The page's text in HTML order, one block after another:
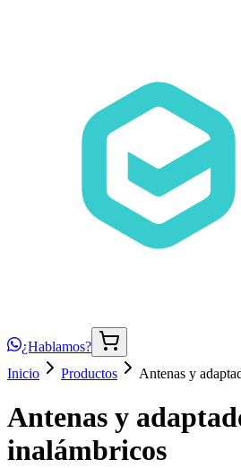
¿Hablamos?
Inicio
Productos Antenas y
Antenas y
inalámbricos